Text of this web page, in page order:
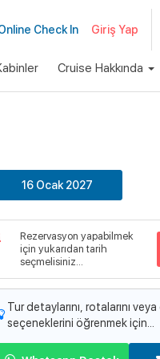
Check In Giriş Yap
Cruise Hakkında
of the
Detayları
16 Ocak 2027
Rezervasyon yapabilmek
için yukarıdan tarih
seçmelisiniz...
Tur detaylarını, rotalarını
seçeneklerini öğrenmek için...